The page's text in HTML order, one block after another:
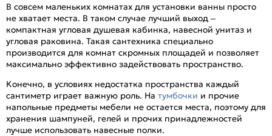
В совсем маленьких комнатах для установки ванны просто
не хватает места. В таком случае лучший выход –
компактная угловая душевая кабинка, навесной унитаз и
угловая раковина. Такая сантехника специально
производится для комнат скромных площадей и позволяет
максимально эффективно задействовать пространство.
Конечно, в условиях недостатка пространства каждый
сантиметр играет важную роль. На тумбочки и прочие
напольные предметы мебели не остается места, поэтому для
хранения шампуней, гелей и прочих принадлежностей
лучше использовать навесные полки.